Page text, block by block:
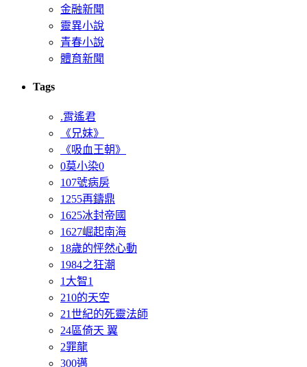
金融新聞
靈異小說
青春小說
體育新聞
Tags
.霄遙君
《兄妹》
《吸血王朝》
0莫小染0
107號病房
1255再鑄鼎
1625冰封帝國
1627崛起南海
18歲的怦然心動
1984之狂潮
1大智1
210的天空
21世紀的死靈法師
24區倚天 翼
2罪龍
300邁